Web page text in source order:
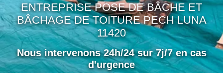
ENTREPRISE POSE DE BÂCHE ET
BÂCHAGE DE TOITURE PECH LUNA
11420
Nous intervenons 24h/24 sur 7j/7 en cas
d'urgence